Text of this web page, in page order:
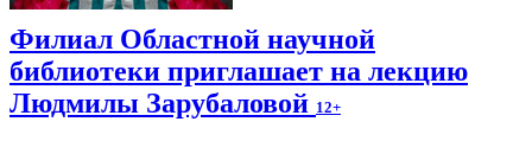
Филиал Областной научной
библиотеки приглашает на лекцию
Людмилы Зарубаловой 12+